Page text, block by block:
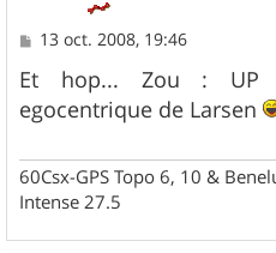
M
s
s
a
13 oct. 2008, 19:46
Et hop... Zou : UP
egocentrique de Larsen
60Csx-GPS Topo 6, 10 &
Intense 27.5